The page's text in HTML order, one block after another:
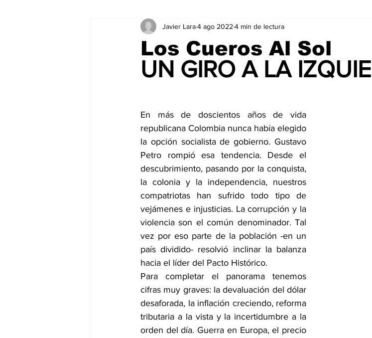
Presidencia 2022 Globalización Salud Educación
Los Cueros Al Sol
Javier Lara4 ago 2022 4 min de lectura
UN GIRO A LA
En más de doscientos años de vida
republicana Colombia nunca había elegido
la opción socialista de gobierno. Gustavo
Petro rompió esa tendencia. Desde el
descubrimiento, pasando por la conquista,
la colonia y la independencia, nuestros
compatriotas han sufrido todo tipo de
vejámenes e injusticias. La corrupción y la
violencia son el común denominador. Tal
vez por eso parte de la población -en un
país dividido- resolvió inclinar la balanza
hacia el líder del Pacto Histórico.
Para completar el panorama tenemos
cifras muy graves: la devaluación del dólar
desaforada, la inflación creciendo, reforma
tributaria a la vista y la incertidumbre a la
orden del día. Guerra en Europa, el precio